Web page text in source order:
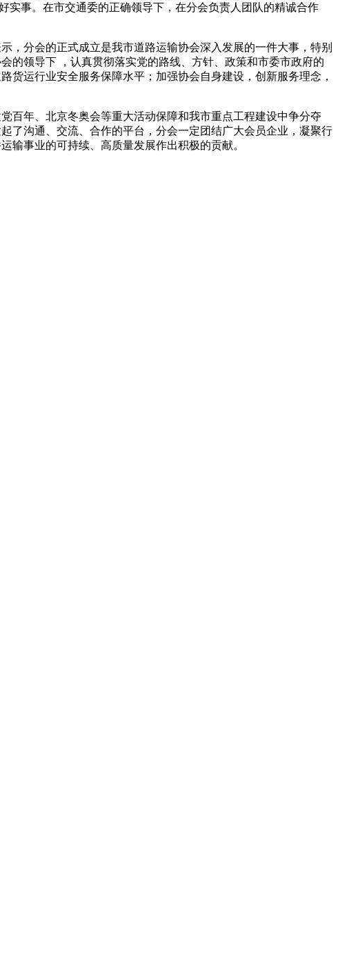
实事。在市交通委的正确领导下，在分会负责人团队的精诚合作
，分会的正式成立是我市道路运输协会深入发展的一件大事，特别
的领导下 ，认真贯彻落实党的路线、方针、政策和市委市政府的
运行业安全服务保障水平；加强协会自身建设，创新服务理念，
百年、北京冬奥会等重大活动保障和我市重点工程建设中争分夺
了沟通、交流、合作的平台，分会一定团结广大会员企业，凝聚行
输事业的可持续、高质量发展作出积极的贡献。